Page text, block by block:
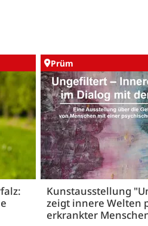
Prüm
Kunstausstellung
zeigt innere Welten
erkrankter